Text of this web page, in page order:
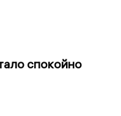
спокойно